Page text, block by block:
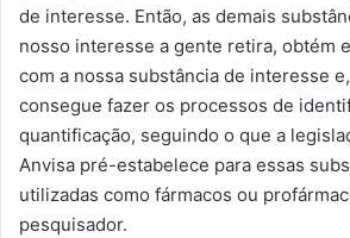
de interesse. Então, as demais
nosso interesse a gente retira, obtém
com a nossa substância de interesse
consegue fazer os processos de
quantificação, seguindo o que a
Anvisa pré-estabelece para essas
utilizadas como fármacos ou
pesquisador.